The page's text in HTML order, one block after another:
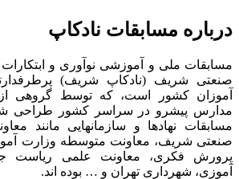
درباره مسابقات نادکاپ
مسابقات ملی و آموزشی نوآوری و
صنعتی شریف (نادکاپ شریف)
آموزان کشور است، که توسط گروهی از
مدارس پیشرو در سراسر کشور طراحی
مسابقات نهادها و سازمانهایی مانند
صنعتی شریف، معاونت متوسطه وزارت
پرورش فکری، معاونت علمی ریاست
آموزی، شهرداری تهران و … بوده اند.